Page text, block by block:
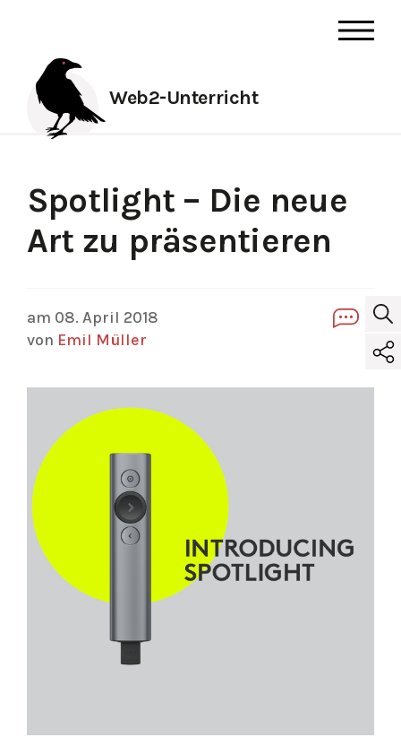
Web2-Unterricht
Spotlight – Die neue
Art zu präsentieren
am 08. April 2018
von Emil Müller
0